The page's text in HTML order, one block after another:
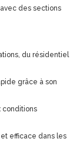
des sections
du résidentiel
grâce à son
conditions
et efficace dans les